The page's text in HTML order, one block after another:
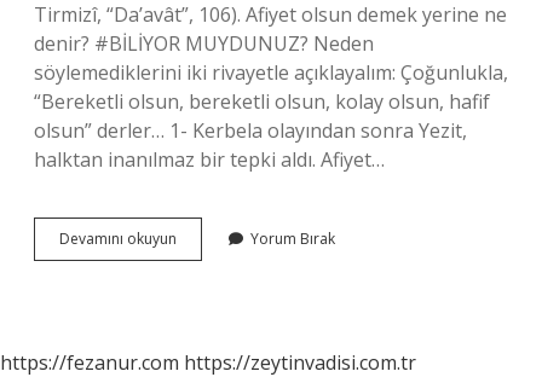
Tirmizî, “Da’avât”, 106). Afiyet olsun demek yerine ne
denir? #BİLİYOR MUYDUNUZ? Neden
söylemediklerini iki rivayetle açıklayalım: Çoğunlukla,
“Bereketli olsun, bereketli olsun, kolay olsun, hafif
olsun” derler… 1- Kerbela olayından sonra Yezit,
halktan inanılmaz bir tepki aldı. Afiyet…
Devamını okuyun
Olsun
Yorum Bırak
https://fezanur.com https://zeytinvadisi.com.tr